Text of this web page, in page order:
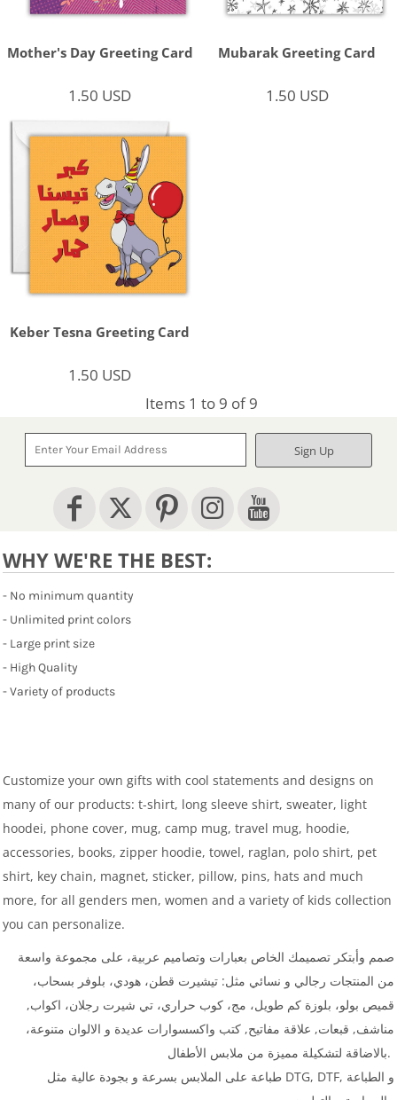
Mother's Day Greeting Card
1.50 USD
Mubarak Greeting Card
1.50 USD
Keber Tesna Greeting Card
1.50 USD
Items 1 to 9 of 9
Sign Up
WHY WE'RE THE BEST:
- No minimum quantity
- Unlimited print colors
- Large print size
- High Quality
- Variety of products
Customize your own gifts with cool statements and designs on
many of our products: t-shirt, long sleeve shirt, sweater, light
hoodei, phone cover, mug, camp mug, travel mug, hoodie,
accessories, books, zipper hoodie, towel, raglan, polo shirt, pet
shirt, key chain, magnet, sticker, pillow, pins, hats and much
more, for all genders men, women and a variety of kids collection
you can personalize.
صمم وأبتكر تصميمك الخاص بعبارات وتصاميم عربية، على مجموعة واسعة
من المنتجات رجالي و نسائي مثل: تيشيرت قطن، هودي، بلوفر بسحاب،
قميص بولو، بلوزة كم طويل، مج، كوب حراري، تي شيرت رجلان، اكواب,
مناشف, قبعات, علاقة مفاتيح, كتب واكسسوارات عديدة و الالوان متنوعة،
بالاضاقة لتشكيلة مميزة من ملابس الأطفال.
طباعة على الملابس بسرعة و بجودة عالية مثل DTG, DTF, و الطباعة